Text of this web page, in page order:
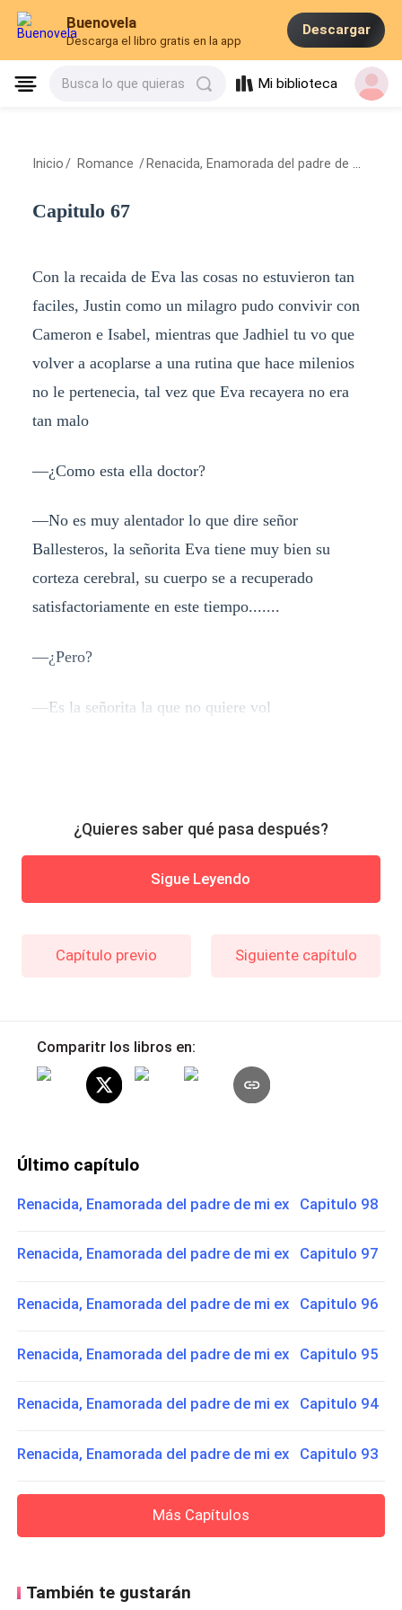
Buenovela
Descarga el libro gratis en la app
Descargar
Busca lo que quieras Mi biblioteca
Inicio / Romance / Renacida, Enamorada del padre de mi ex
Capitulo 67
Con la recaida de Eva las cosas no estuvieron tan
faciles, Justin como un milagro pudo convivir con
Cameron e Isabel, mientras que Jadhiel tu vo que
volver a acoplarse a una rutina que hace milenios
no le pertenecia, tal vez que Eva recayera no era
tan malo
—¿Como esta ella doctor?
—No es muy alentador lo que dire señor
Ballesteros, la señorita Eva tiene muy bien su
corteza cerebral, su cuerpo se a recuperado
satisfactoriamente en este tiempo.......
—¿Pero?
—Es la señorita la que no quiere vol
¿Quieres saber qué pasa después?
Sigue Leyendo
Capítulo previo Siguiente capítulo
Comparitr los libros en:
Último capítulo
Renacida, Enamorada del padre de mi ex Capitulo 98
Renacida, Enamorada del padre de mi ex Capitulo 97
Renacida, Enamorada del padre de mi ex Capitulo 96
Renacida, Enamorada del padre de mi ex Capitulo 95
Renacida, Enamorada del padre de mi ex Capitulo 94
Renacida, Enamorada del padre de mi ex Capitulo 93
Más Capítulos
También te gustarán